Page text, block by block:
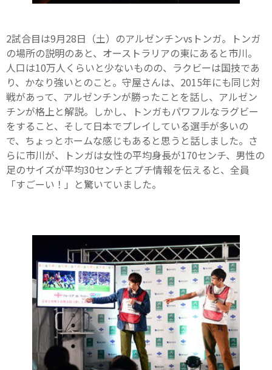
2試合目は9月28日（土）のアルゼンチンvsトンガ。トンガ
の場所の説明のあと、オーストラリアの東にあると市川。
人口は10万人くらいと少ないものの、ラクビーは国技であ
り、かなり強いとのこと。守屋さんは、2015年にも同じ対
戦があって、アルゼンチンが勝ったことを話し、アルゼン
チンが格上と解説。しかし、トンガもパワフルなラグビー
をすること、そして日本でプレイしている選手が多いの
で、ちょっとホームな感じもあると思うと話しました。さ
らに市川が、トンガは女性の平均身長が170センチ、男性の
足のサイズが平均30センチとプチ情報を伝えると、全員
「すごーい！」と驚いていました。